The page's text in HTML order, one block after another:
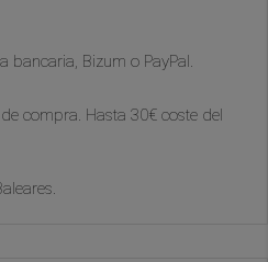
bancaria, Bizum o PayPal.
compra. Hasta 30€ coste del